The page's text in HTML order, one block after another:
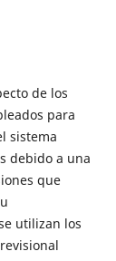
de los
para
sistema
debido a una
que
utilizan los